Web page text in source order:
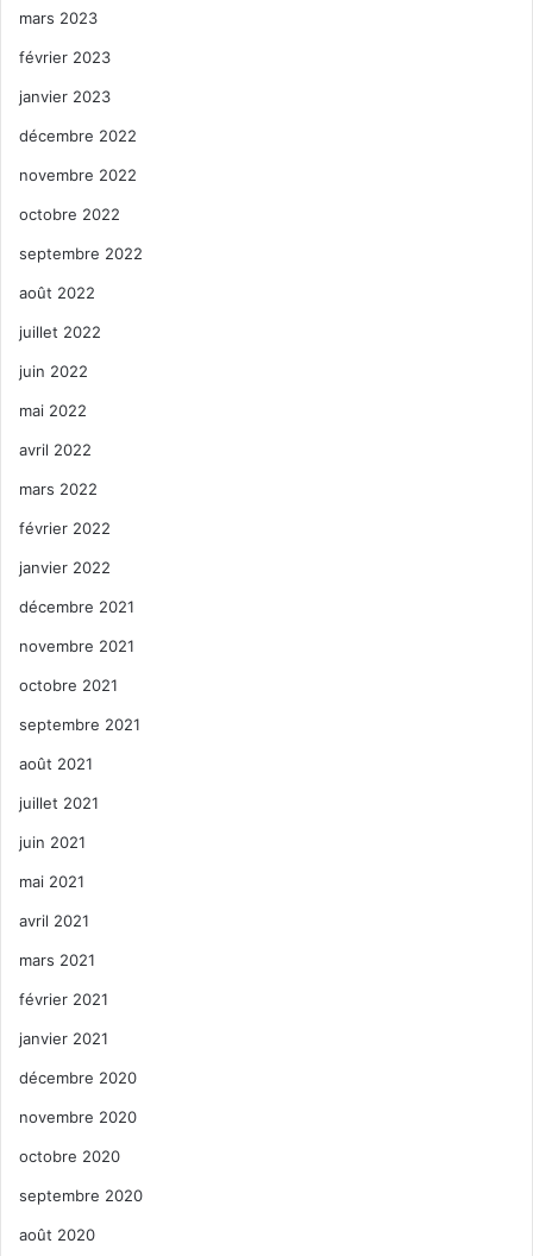
mars 2023
février 2023
janvier 2023
décembre 2022
novembre 2022
octobre 2022
septembre 2022
août 2022
juillet 2022
juin 2022
mai 2022
avril 2022
mars 2022
février 2022
janvier 2022
décembre 2021
novembre 2021
octobre 2021
septembre 2021
août 2021
juillet 2021
juin 2021
mai 2021
avril 2021
mars 2021
février 2021
janvier 2021
décembre 2020
novembre 2020
octobre 2020
septembre 2020
août 2020